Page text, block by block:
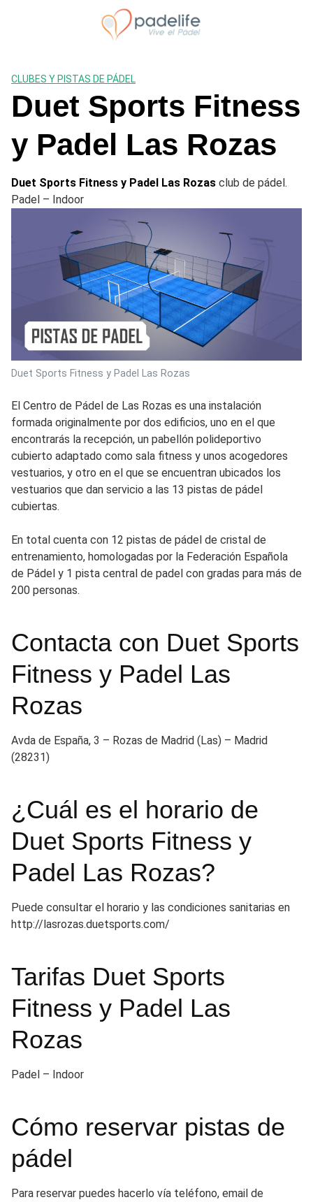
CLUBES Y PISTAS DE PÁDEL
Duet Sports Fitness
y Padel Las Rozas
Duet Sports Fitness y Padel Las Rozas club de pádel.
Padel – Indoor
Duet Sports Fitness y Padel Las Rozas
El Centro de Pádel de Las Rozas es una instalación
formada originalmente por dos edificios, uno en el que
encontrarás la recepción, un pabellón polideportivo
cubierto adaptado como sala fitness y unos acogedores
vestuarios, y otro en el que se encuentran ubicados los
vestuarios que dan servicio a las 13 pistas de pádel
cubiertas.
En total cuenta con 12 pistas de pádel de cristal de
entrenamiento, homologadas por la Federación Española
de Pádel y 1 pista central de padel con gradas para más de
200 personas.
Contacta con Duet Sports
Fitness y Padel Las
Rozas
Avda de España, 3 – Rozas de Madrid (Las) – Madrid
(28231)
¿Cuál es el horario de
Duet Sports Fitness y
Padel Las Rozas?
Puede consultar el horario y las condiciones sanitarias en
http://lasrozas.duetsports.com/
Tarifas Duet Sports
Fitness y Padel Las
Rozas
Padel – Indoor
Cómo reservar pistas de
pádel
Para reservar puedes hacerlo vía teléfono, email de